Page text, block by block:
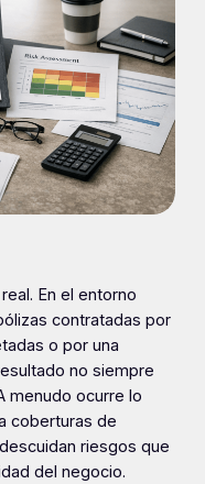
En el entorno
contratadas por
o por una
no siempre
menudo ocurre lo
coberturas de
riesgos que
del negocio.